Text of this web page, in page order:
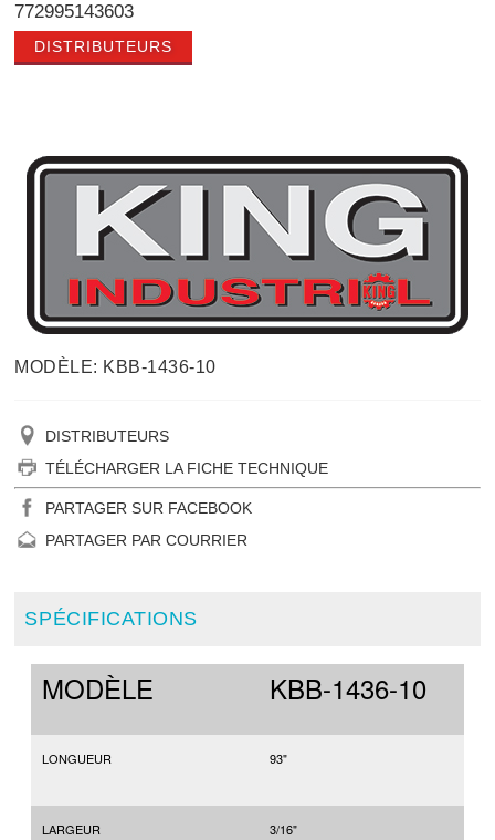
772995143603
DISTRIBUTEURS
MODÈLE: KBB-1436-10
DISTRIBUTEURS
TÉLÉCHARGER LA FICHE TECHNIQUE
PARTAGER SUR FACEBOOK
PARTAGER PAR COURRIER
SPÉCIFICATIONS
MODÈLE KBB-1436-10
LONGUEUR 93"
LARGEUR 3/16"